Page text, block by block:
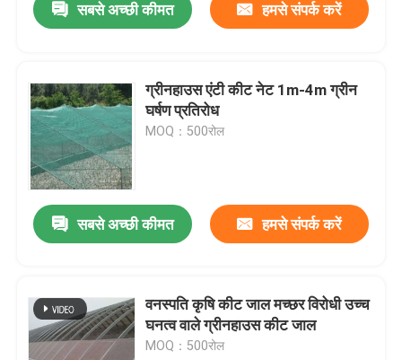
सबसे अच्छी कीमत हमसे संपर्क करें
ग्रीनहाउस एंटी कीट नेट 1m-4m ग्रीन
घर्षण प्रतिरोध
MOQ：500रोल
सबसे अच्छी कीमत हमसे संपर्क करें
वनस्पति कृषि कीट जाल मच्छर विरोधी उच्च
घनत्व वाले ग्रीनहाउस कीट जाल
MOQ：500रोल